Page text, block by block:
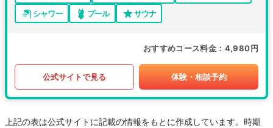
シャワー
プール サウナ
おすすめコース料金 4,980円
公式サイトで見る 体験・相談予約
上記の表は公式サイトに記載の情報をもとに作成しています。時期